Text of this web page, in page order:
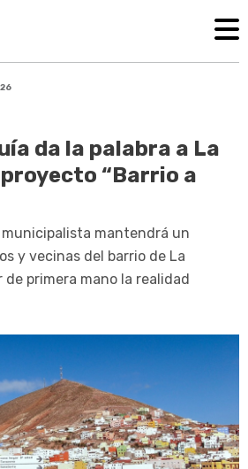
da la palabra a La
“Barrio a
municipalista mantendrá un
y vecinas del barrio de La
primera mano la realidad